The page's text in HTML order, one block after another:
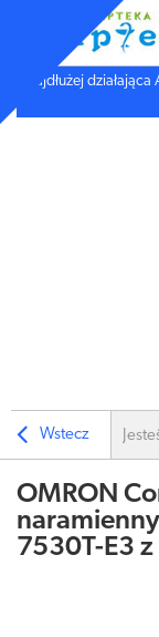
Najdłużej
Wstecz
OMRON
7530T-E3 z